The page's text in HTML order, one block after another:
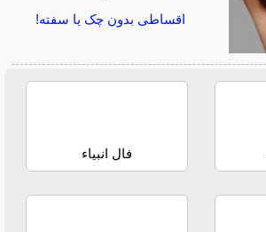
اقساطی بدون چک یا سفته!
فال انبیاء